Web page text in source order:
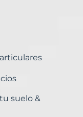
suelo &